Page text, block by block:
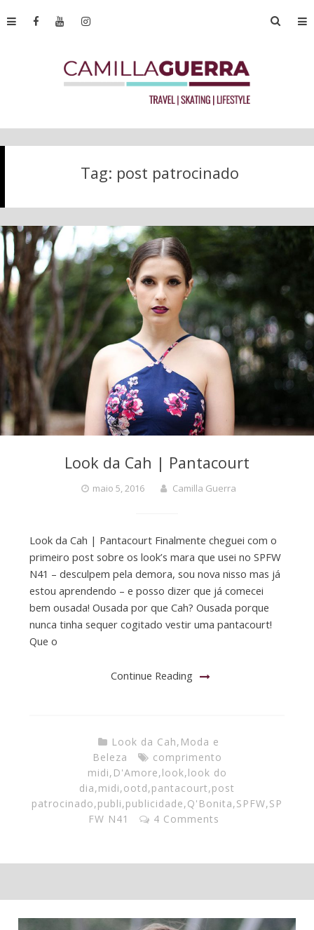
Tag: post patrocinado
Look da Cah | Pantacourt
maio 5, 2016 Camilla Guerra
Look da Cah | Pantacourt Finalmente cheguei com o
primeiro post sobre os look’s mara que usei no SPFW
N41 – desculpem pela demora, sou nova nisso mas já
estou aprendendo – e posso dizer que já comecei
bem ousada! Ousada por que Cah? Ousada porque
nunca tinha sequer cogitado vestir uma pantacourt!
Que o
Continue Reading
Look da Cah, Moda e
Beleza
comprimento
midi, D'Amore,look,look do
dia,midi,ootd,pantacourt,post
patrocinado,publi,publicidade,Q'Bonita,SPFW,SP
FW N41
4 Comments